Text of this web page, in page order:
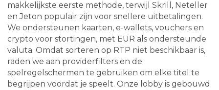
makkelijkste eerste methode, terwijl Skrill, Neteller
en Jeton populair zijn voor snellere uitbetalingen.
We ondersteunen kaarten, e-wallets, vouchers en
crypto voor stortingen, met EUR als ondersteunde
valuta. Omdat sorteren op RTP niet beschikbaar is,
raden we aan providerfilters en de
spelregelschermen te gebruiken om elke titel te
begrijpen voordat je speelt. Onze lobby is gebouwd